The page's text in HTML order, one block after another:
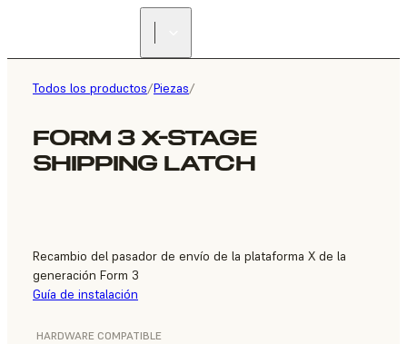
Todos los productos/Piezas/
FORM 3 X-STAGE
SHIPPING LATCH
Recambio del pasador de envío de la plataforma X de la
generación Form 3
Guía de instalación
HARDWARE COMPATIBLE